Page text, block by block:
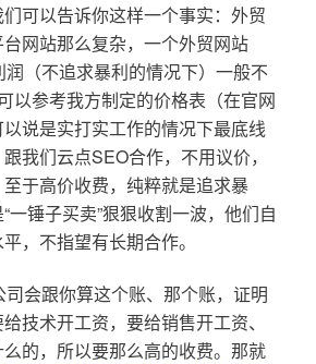
可以告诉你这样一个事实：外贸
网站那么复杂，一个外贸网站
（不追求暴利的情况下）一般不
以参考我方制定的价格表（在官网
说是实打实工作的情况下最底线
我们云点SEO合作，不用议价，
于高价收费，纯粹就是追求暴
一锤子买卖”狠狠收割一波，他们自
，不指望有长期合作。
会跟你算这个账、那个账，证明
技术开工资，要给销售开工资、
的，所以要那么高的收费。那就